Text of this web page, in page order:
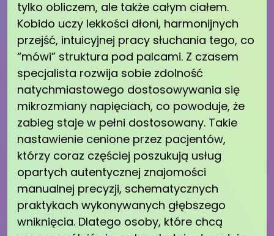
tylko obliczem, ale także całym ciałem.
Kobido uczy lekkości dłoni, harmonijnych
przejść, intuicyjnej pracy słuchania tego, co
“mówi” struktura pod palcami. Z czasem
specjalista rozwija sobie zdolność
natychmiastowego dostosowywania się
mikro­zmiany napięciach, co powoduje, że
zabieg staje w pełni dostosowany. Takie
nastawienie cenione przez pacjentów,
którzy coraz częściej poszukują usług
opartych autentycznej znajomości
manualnej precyzji, schematycznych
praktykach wykonywanych głębszego
wniknięcia. Dlatego osoby, które chcą